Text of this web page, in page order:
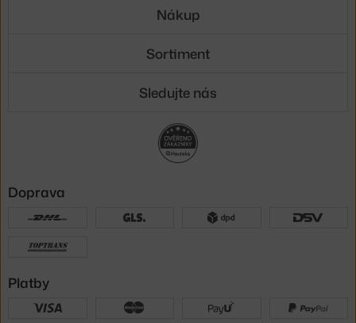
Nákup
Sortiment
Sledujte nás
Doprava
Platby